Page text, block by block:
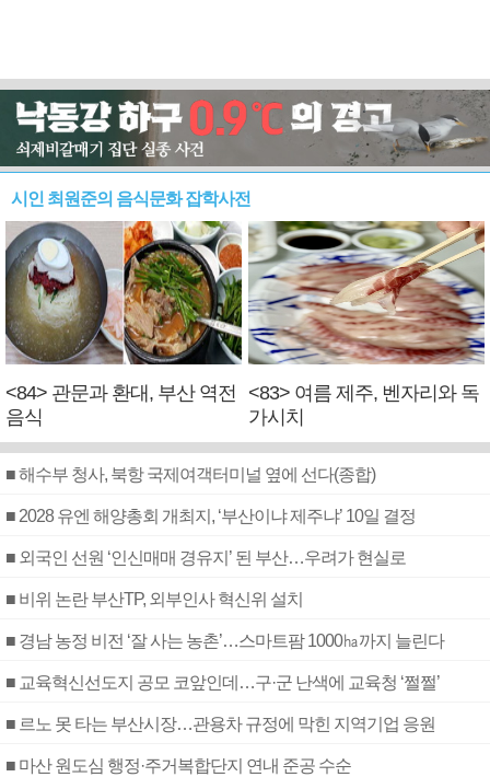
시인 최원준의 음식문화 잡학사전
<84> 관문과 환대, 부산 역전
음식
<83> 여름 제주, 벤자리와 독
가시치
■ 해수부 청사, 북항 국제여객터미널 옆에 선다(종합)
■ 2028 유엔 해양총회 개최지, ‘부산이냐 제주냐’ 10일 결정
■ 외국인 선원 ‘인신매매 경유지’ 된 부산…우려가 현실로
■ 비위 논란 부산TP, 외부인사 혁신위 설치
■ 경남 농정 비전 ‘잘 사는 농촌’…스마트팜 1000㏊까지 늘린다
■ 교육혁신선도지 공모 코앞인데…구·군 난색에 교육청 ‘쩔쩔’
■ 르노 못 타는 부산시장…관용차 규정에 막힌 지역기업 응원
■ 마산 원도심 행정·주거복합단지 연내 준공 수순